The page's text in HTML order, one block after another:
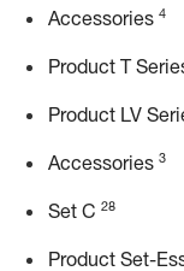
Accessories 4
Product T
Product LV
Accessories 3
Set C 28
Product Set-